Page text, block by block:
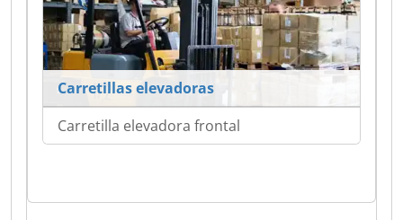
Carretillas elevadoras
Carretilla elevadora frontal